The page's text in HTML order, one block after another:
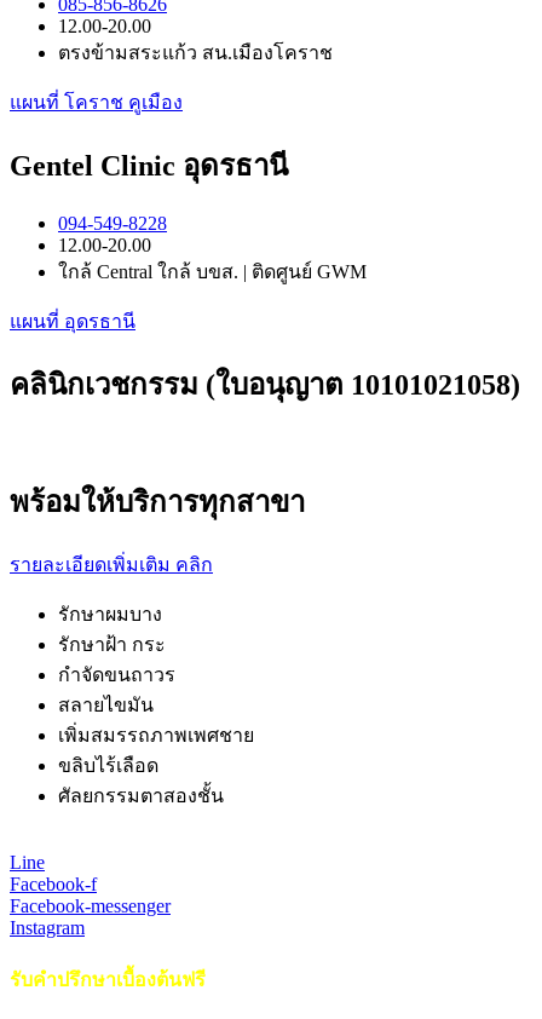
085-856-8626
12.00-20.00
ตรงข้ามสระแก้ว สน.เมืองโคราช
แผนที่ โคราช คูเมือง
Gentel Clinic อุดรธานี
094-549-8228
12.00-20.00
ใกล้ Central ใกล้ บขส. | ติดศูนย์ GWM
แผนที่ อุดรธานี
คลินิกเวชกรรม (ใบอนุญาต 10101021058)
พร้อมให้บริการทุกสาขา
รายละเอียดเพิ่มเติม คลิก
รักษาผมบาง
รักษาฝ้า กระ
กำจัดขนถาวร
สลายไขมัน
เพิ่มสมรรถภาพเพศชาย
ขลิบไร้เลือด
ศัลยกรรมตาสองชั้น
Line
Facebook-f
Facebook-messenger
Instagram
รับคำปรึกษาเบื้องต้นฟรี